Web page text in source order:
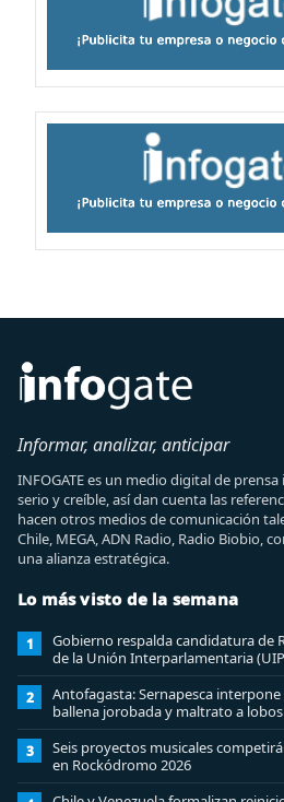
Informar, analizar, anticipar
INFOGATE es un medio digital de
serio y creíble, así dan cuenta las
hacen otros medios de comunicación
Chile, MEGA, ADN Radio, Radio Biobio,
una alianza estratégica.
Lo más visto de la semana
1
Gobierno respalda candidatura de
de la Unión Interparlamentaria
2
Antofagasta: Sernapesca
ballena jorobada y maltrato a
3
Seis proyectos musicales
en Rockódromo 2026